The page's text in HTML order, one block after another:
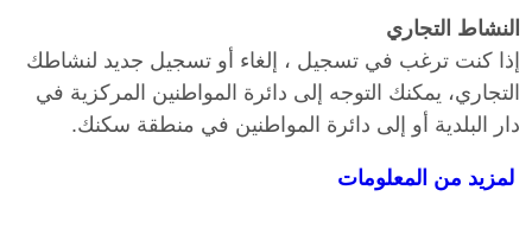
النشاط التجاري
إذا كنت ترغب في تسجيل ، إلغاء أو تسجيل جديد لنشاطك
التجاري، يمكنك التوجه إلى دائرة المواطنين المركزية في
دار البلدية أو إلى دائرة المواطنين في منطقة سكنك.
لمزيد من المعلومات